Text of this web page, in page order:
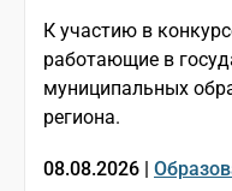
К участию в
работающие в
муниципальных
региона.
08.08.2026 |